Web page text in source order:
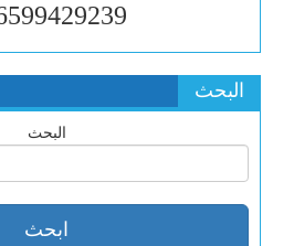
البحث
البحث